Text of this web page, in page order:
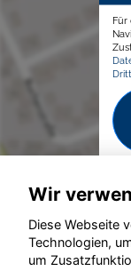
Für
©
Wir
Diese Webseite
Technologien,
um